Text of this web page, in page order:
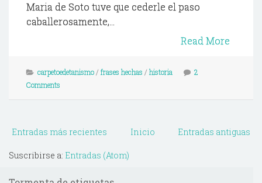
Maria de Soto tuve que cederle el paso
caballerosamente,...
Read More
carpetoedetanismo/ frases hechas / historia
2
Comments
Entradas más recientes Entradas antiguas
Inicio
Suscribirse a: Entradas (Atom)